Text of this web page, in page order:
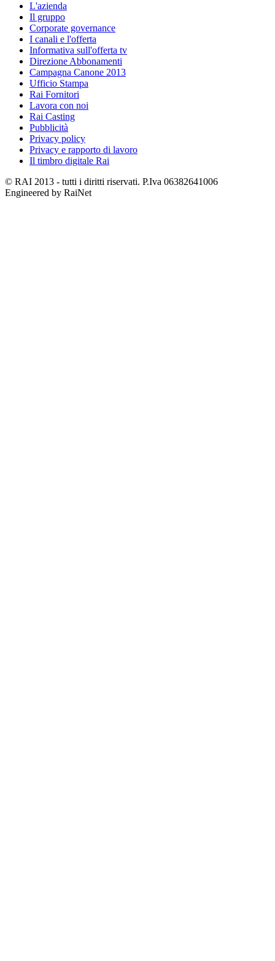
L'azienda
Il gruppo
Corporate governance
I canali e l'offerta
Informativa sull'offerta tv
Direzione Abbonamenti
Campagna Canone 2013
Ufficio Stampa
Rai Fornitori
Lavora con noi
Rai Casting
Pubblicità
Privacy policy
Privacy e rapporto di lavoro
Il timbro digitale Rai
© RAI 2013 - tutti i diritti riservati. P.Iva 06382641006
Engineered by RaiNet